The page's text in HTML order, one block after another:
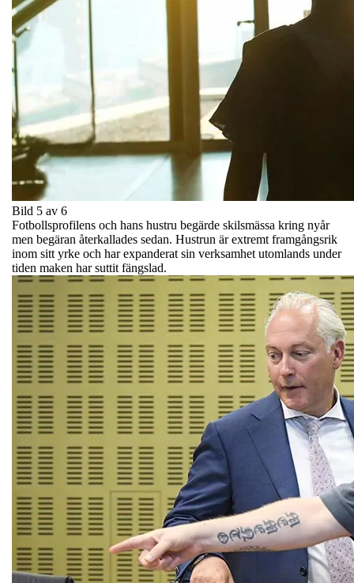
Bild 5 av 6
Fotbollsprofilens och hans hustru begärde skilsmässa kring nyår
men begäran återkallades sedan. Hustrun är extremt framgångsrik
inom sitt yrke och har expanderat sin verksamhet utomlands under
tiden maken har suttit fängslad.